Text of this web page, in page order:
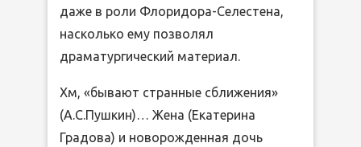
даже в роли Флоридора-Селестена,
насколько ему позволял
драматургический материал.
Хм, «бывают странные сближения»
(А.С.Пушкин)… Жена (Екатерина
Градова) и новорожденная дочь